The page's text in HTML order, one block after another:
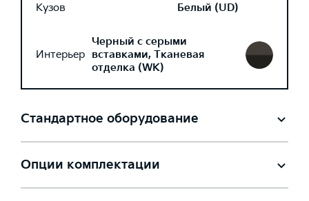
Кузов Белый (UD)
Интерьер
Черный с серыми
вставками, Тканевая
отделка (WK)
Стандартное оборудование
Опции комплектации